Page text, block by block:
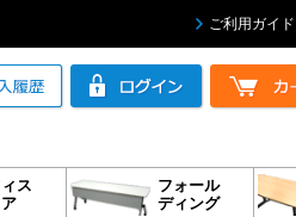
ご利用ガイド
ス
フォール
ディング